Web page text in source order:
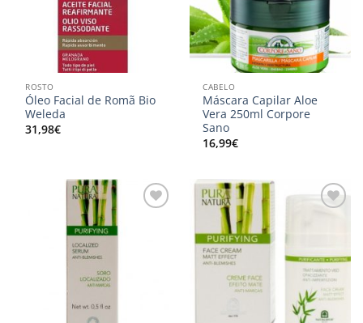
ROSTO
Óleo Facial de Romã Bio
Weleda
31,98€
CABELO
Máscara Capilar Aloe
Vera 250ml Corpore
Sano
16,99€
desejos